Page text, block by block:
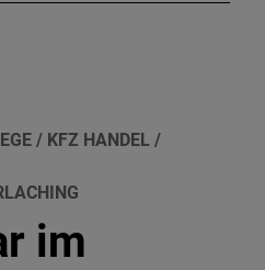
/ KFZ HANDEL /
im